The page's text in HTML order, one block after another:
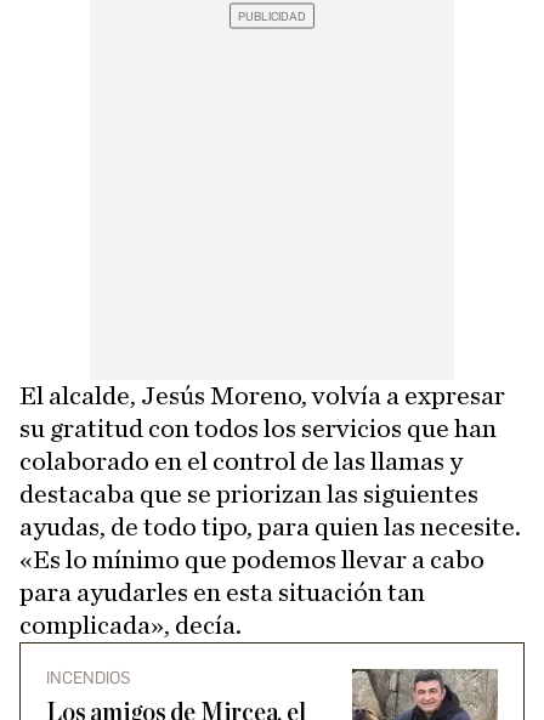
El alcalde, Jesús Moreno, volvía a expresar
su gratitud con todos los servicios que han
colaborado en el control de las llamas y
destacaba que se priorizan las siguientes
ayudas, de todo tipo, para quien las necesite.
«Es lo mínimo que podemos llevar a cabo
para ayudarles en esta situación tan
complicada», decía.
INCENDIOS
Los amigos de Mircea, el